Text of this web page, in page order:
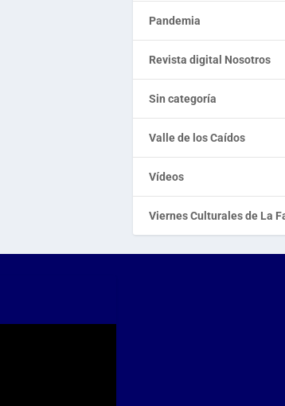
Pandemia
Revista digital Nosotros
Sin categoría
Valle de los Caídos
Vídeos
Viernes Culturales de La